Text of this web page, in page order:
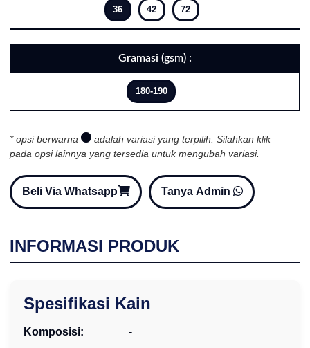
36 42 72
Gramasi (gsm) :
180-190
* opsi berwarna
adalah variasi yang terpilih. Silahkan klik
pada opsi lainnya yang tersedia untuk mengubah variasi.
Beli Via Whatsapp Tanya Admin
INFORMASI PRODUK
Spesifikasi Kain
Komposisi:
-